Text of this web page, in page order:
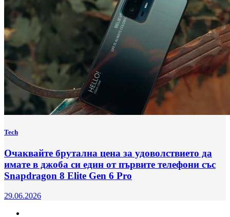
Tech
Очаквайте брутална цена за удоволствието да
имате в джоба си един от първите телефони със
Snapdragon 8 Elite Gen 6 Pro
29.06.2026